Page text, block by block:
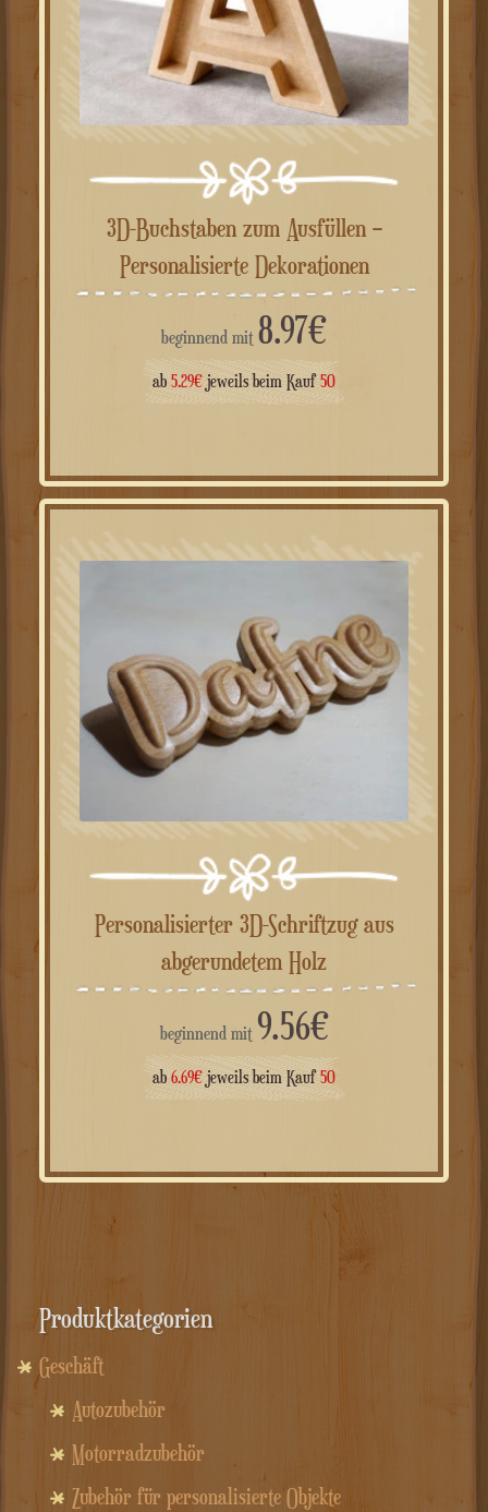
3D-Buchstaben zum Ausfüllen –
Personalisierte Dekorationen
beginnend mit 8.97€
ab 5.29€ jeweils beim Kauf50
Personalisierter 3D-Schriftzug aus
abgerundetem Holz
beginnend mit 9.56€
ab 6.69€ jeweils beim Kauf50
Produktkategorien
Geschäft
Autozubehör
Motorradzubehör
Zubehör für personalisierte Objekte